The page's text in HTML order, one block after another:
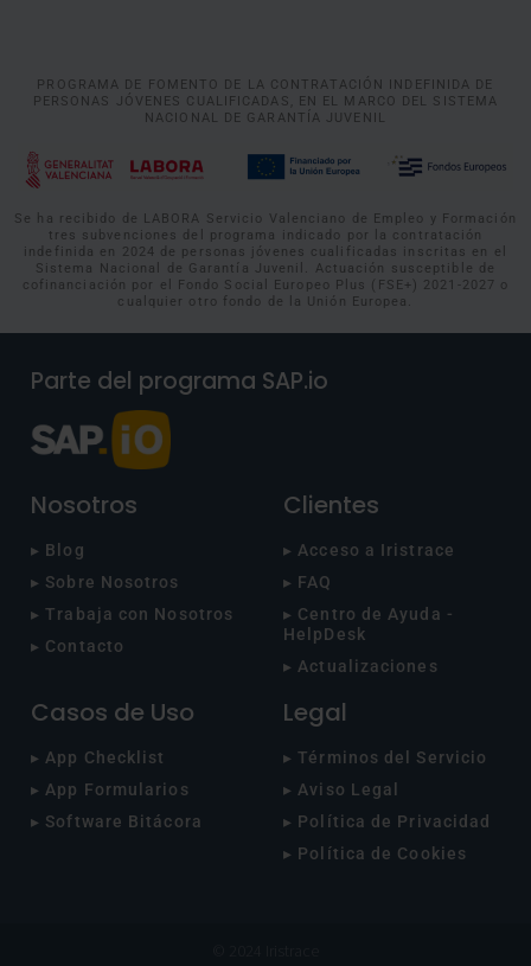
PROGRAMA DE FOMENTO DE LA CONTRATACIÓN INDEFINIDA DE
PERSONAS JÓVENES CUALIFICADAS, EN EL MARCO DEL SISTEMA
NACIONAL DE GARANTÍA JUVENIL
Se ha recibido de LABORA Servicio Valenciano de Empleo y Formación
tres subvenciones del programa indicado por la contratación
indefinida en 2024 de personas jóvenes cualificadas inscritas en el
Sistema Nacional de Garantía Juvenil. Actuación susceptible de
cofinanciación por el Fondo Social Europeo Plus (FSE+) 2021-2027 o
cualquier otro fondo de la Unión Europea.
Parte del programa SAP.io
Nosotros
▸ Blog
▸ Sobre Nosotros
▸ Trabaja con Nosotros
▸ Contacto
Clientes
▸ Acceso a Iristrace
▸ FAQ
▸ Centro de Ayuda -
HelpDesk
▸ Actualizaciones
Casos de Uso
▸ App Checklist
▸ App Formularios
▸ Software Bitácora
Legal
▸ Términos del Servicio
▸ Aviso Legal
▸ Política de Privacidad
▸ Política de Cookies